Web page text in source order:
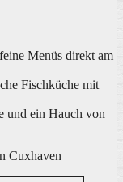
Menüs direkt am
Fischküche mit
und ein Hauch von
Cuxhaven